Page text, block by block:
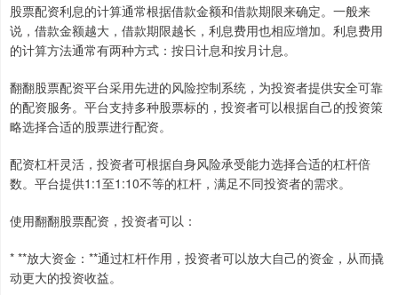
股票配资利息的计算通常根据借款金额和借款期限来确定。一般来
说，借款金额越大，借款期限越长，利息费用也相应增加。利息费用
的计算方法通常有两种方式：按日计息和按月计息。
翻翻股票配资平台采用先进的风险控制系统，为投资者提供安全可靠
的配资服务。平台支持多种股票标的，投资者可以根据自己的投资策
略选择合适的股票进行配资。
配资杠杆灵活，投资者可根据自身风险承受能力选择合适的杠杆倍
数。平台提供1:1至1:10不等的杠杆，满足不同投资者的需求。
使用翻翻股票配资，投资者可以：
* **放大资金：**通过杠杆作用，投资者可以放大自己的资金，从而撬
动更大的投资收益。